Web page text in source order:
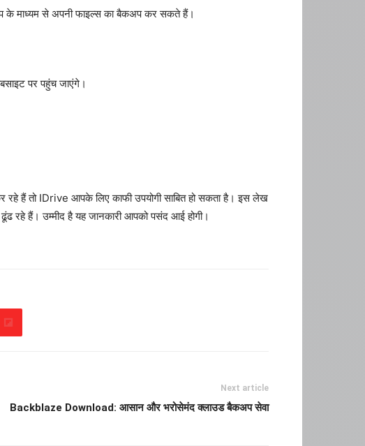
के माध्यम से अपनी फाइल्स का बैकअप कर सकते हैं।
पर पहुंच जाएंगे।
रहे हैं तो IDrive आपके लिए काफी उपयोगी साबित हो सकता है। इस लेख
रहे हैं। उम्मीद है यह जानकारी आपको पसंद आई होगी।
Next article
Backblaze Download: आसान और भरोसेमंद क्लाउड बैकअप सेवा